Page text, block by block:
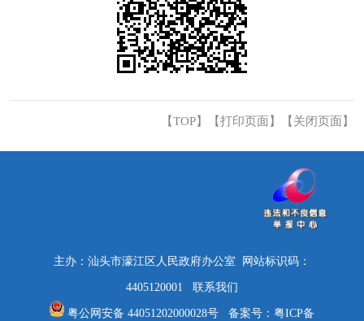
【TOP】 【打印页面 】【 关闭页面 】
主办：汕头市濠江区人民政府办公室 网站标识码：
4405120001 联系我们
粤公网安备 44051202000028号备案号： 粤ICP备